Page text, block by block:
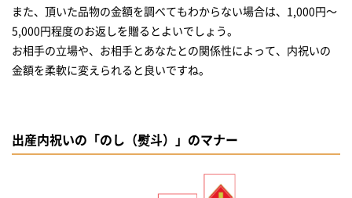
また、頂いた品物の金額を調べてもわからない場合は、1,000円～
5,000円程度のお返しを贈るとよいでしょう。
お相手の立場や、お相手とあなたとの関係性によって、内祝いの
金額を柔軟に変えられると良いですね。
出産内祝いの「のし（熨斗）」のマナー